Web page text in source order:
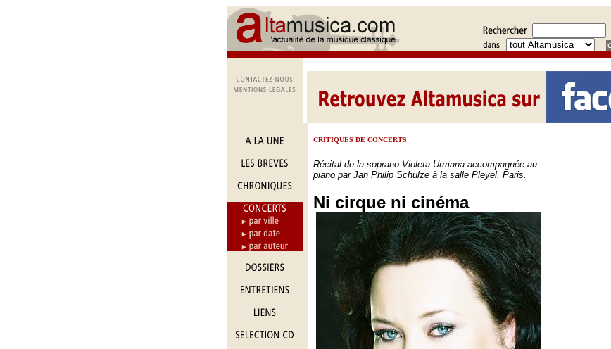
CRITIQUES DE CONCERTS
Récital de la soprano Violeta Urmana accompagnée au
piano par Jan Philip Schulze à la salle Pleyel, Paris.
Ni cirque ni cinéma